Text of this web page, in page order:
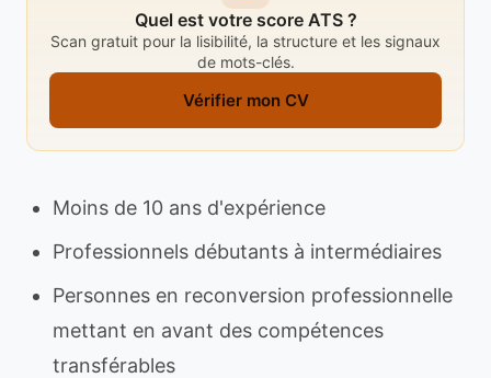
Quel est votre score ATS ?
Scan gratuit pour la lisibilité, la structure et les signaux
de mots-clés.
Vérifier mon CV
Moins de 10 ans d'expérience
Professionnels débutants à intermédiaires
Personnes en reconversion professionnelle
mettant en avant des compétences
transférables